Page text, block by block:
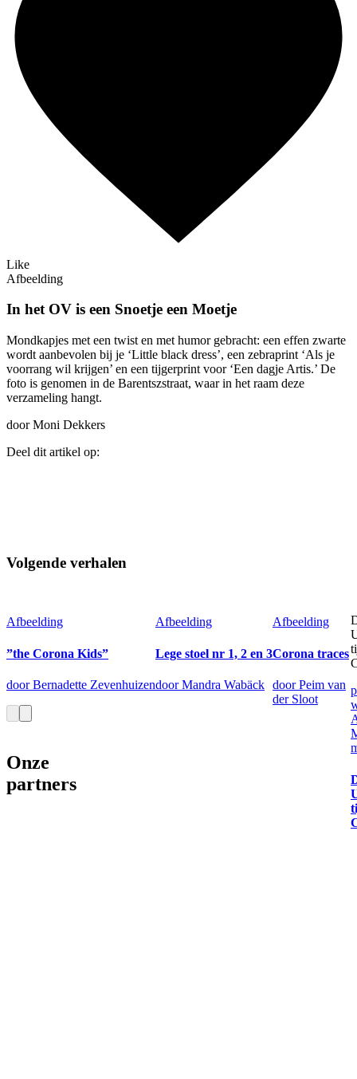
Like
Afbeelding
In het OV is een Snoetje een Moetje
Mondkapjes met een twist en met humor gebracht: een effen zwarte
wordt aanbevolen bij je ‘Little black dress’, een zebraprint ‘Als je
voorrang wil krijgen’ en een tijgerprint voor ‘Een dagje Artis.’ De
foto is genomen in de Barentszstraat, waar in het raam deze
verzameling hangt.
door Moni Dekkers
Deel dit artikel op:
Volgende verhalen
Afbeelding
”the Corona Kids”
door Bernadette Zevenhuizen
Afbeelding
Lege stoel nr 1, 2 en 3
door Mandra Wabäck
Afbeelding
Corona traces
door Peim van
der Sloot
Onze
partners